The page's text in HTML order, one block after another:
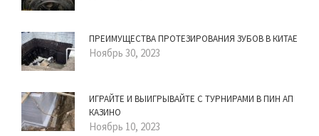
ПРЕИМУЩЕСТВА ПРОТЕЗИРОВАНИЯ ЗУБОВ В КИТАЕ
Ноябрь 30, 2023
ИГРАЙТЕ И ВЫИГРЫВАЙТЕ С ТУРНИРАМИ В ПИН АП
КАЗИНО
Ноябрь 10, 2023